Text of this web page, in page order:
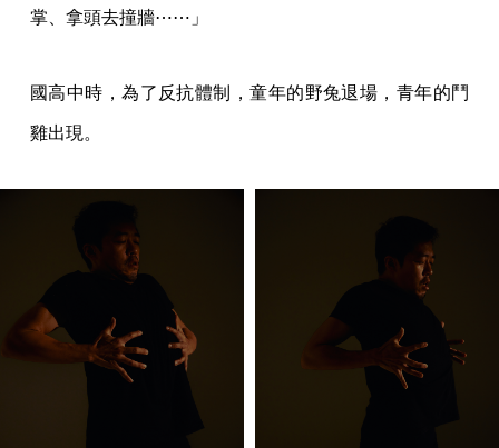
掌、拿頭去撞牆⋯⋯」
國高中時，為了反抗體制，童年的野兔退場，青年的鬥
雞出現。